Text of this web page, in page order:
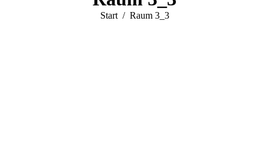
Sie befinden sich hier:
Start Raum 3_3